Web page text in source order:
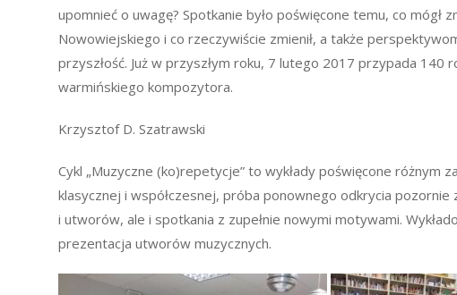
upomnieć o uwagę? Spotkanie było poświęcone temu, co mógł
Nowowiejskiego i co rzeczywiście zmienił, a także
przyszłość. Już w przyszłym roku, 7 lutego 2017 przypada 140
warmińskiego kompozytora.
Krzysztof D. Szatrawski
Cykl „Muzyczne (ko)repetycje” to wykłady poświęcone różnym
klasycznej i współczesnej, próba ponownego odkrycia pozornie
i utworów, ale i spotkania z zupełnie nowymi motywami.
prezentacja utworów muzycznych.